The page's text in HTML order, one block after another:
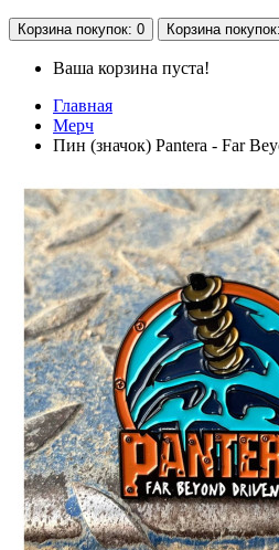
Корзина покупок: 0 Корзина покупок
Ваша корзина пуста!
Главная
Мерч
Пин (значок) Pantera - Far